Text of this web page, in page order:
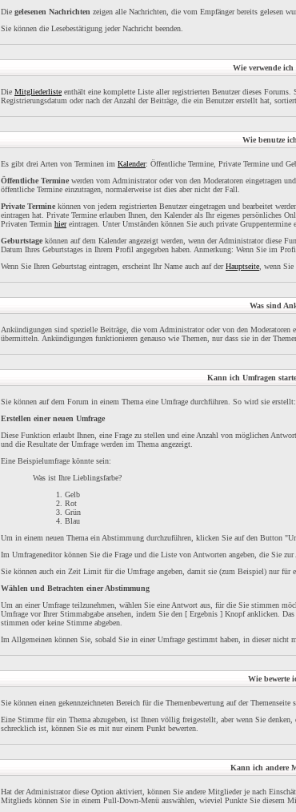
Die gelesenen Nachrichten zeigen alle Nachrichten, die vom Empfänger bereits gelesen
Sie können die Lesebestätigung jeder Nachricht beenden.
Wie verwende
Die Mitgliederliste enthält eine komplette Liste aller registrierten Benutzer dieses Forums.
Registrierungsdatum oder nach der Anzahl der Beiträge, die ein Benutzer erstellt hat, sortiert
Wie benutze
Es gibt drei Arten von Terminen im Kalender: Öffentliche Termine, Private Termine und
Öffentliche Termine werden vom Administrator oder von den Moderatoren eingetragen
öffentliche Termine einzutragen, normalerweise ist dies aber nicht der Fall.
Private Termine können von jedem registrierten Benutzer eingetragen und bearbeitet
eintragen hat. Private Termine erlauben Ihnen, den Kalender als Ihr eigenes persönliches
Privaten Termin hiereintragen. Unter Umständen können Sie auch private
Geburtstage können auf dem Kalender angezeigt werden, wenn der Administrator diese
Datum Ihres Geburtstages in Ihrem Profil angegeben haben. Anmerkung: Wenn Sie im
Wenn Sie Ihren Geburtstag eintragen, erscheint Ihr Name auch auf derHauptseite , wenn
Was sind
Ankündigungen sind spezielle Beiträge, die vom Administrator oder von den
übermitteln. Ankündigungen funktionieren genauso wie Themen, nur dass sie in der
Kann ich Umfragen
Sie können auf dem Forum in einem Thema eine Umfrage durchführen. So wird sie erstellt:
Erstellen einer neuen Umfrage
Diese Funktion erlaubt Ihnen, eine Frage zu stellen und eine Anzahl von möglichen
und die Resultate der Umfrage werden im Thema angezeigt.
Eine Beispielumfrage könnte sein:
Was ist Ihre Lieblingsfarbe?
Gelb
Rot
Grün
Blau
Um in einem neuen Thema ein Abstimmung durchzuführen, klicken Sie auf den Button
Im Umfrageneditor können Sie die Frage und die Liste von Antworten angeben, die Sie zur
Sie können auch ein Zeit Limit für die Umfrage angeben, damit sie (zum Beispiel) nur für
Wählen und Betrachten einer Abstimmung
Um an einer Umfrage teilzunehmen, wählen Sie eine Antwort aus, für die Sie stimmen
Umfrage vor Ihrer Stimmabgabe ansehen, indem Sie den [ Ergebnis ] Knopf anklicken.
stimmen oder keine Stimme abgeben.
Im Allgemeinen können Sie, sobald Sie in einer Umfrage gestimmt haben, in dieser nicht
Wie bewerte
Sie können einen gekennzeichneten Bereich für die Themenbewertung auf der
Eine Stimme für ein Thema abzugeben, ist Ihnen völlig freigestellt, aber wenn Sie
schrecklich ist, können Sie es mit nur einem Punkt bewerten.
Kann ich andere
Hat der Administrator diese Option aktiviert, können Sie andere Mitglieder je nach
Mitglieds können Sie in einem Pull-Down-Menü auswählen, wieviel Punkte Sie diesem